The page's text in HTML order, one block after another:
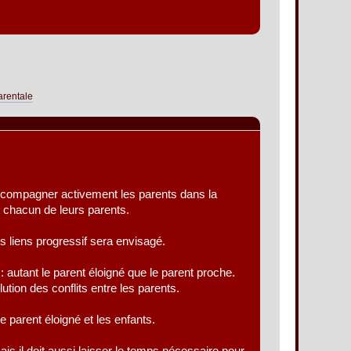
activement les parents dans la
de leurs parents.
liens progressif sera envisagé.
le parent éloigné que le parent proche.
des conflits entre les parents.
parent éloigné et les enfants.